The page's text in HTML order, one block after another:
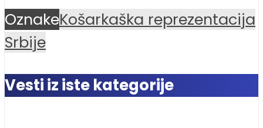
OznakeKošarkaška reprezentacija
Srbije
Vesti iz iste kategorije